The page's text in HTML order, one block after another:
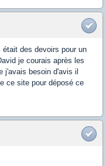
des devoirs pour un
je courais après les
j'avais besoin d'avis il
ce site pour déposé ce